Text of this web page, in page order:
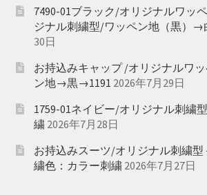
7490-01ブラック/オリジナルワッ
ジナル刺繍型/ワッペン地（黒）→
30日
お持込みキャップ /オリジナルワ
ン地→黒→1191 2026年7月29日
1759-01ネイビー/オリジナル刺繍
繍 2026年7月28日
お持込みスーツ/オリジナル刺繍型
繍色：カラー刺繍 2026年7月27日